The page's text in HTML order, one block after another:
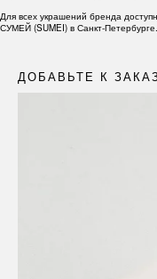
Для всех украшений бренда
СУМЕЙ (SUMEI) в Санкт-
ДОБАВЬТЕ К